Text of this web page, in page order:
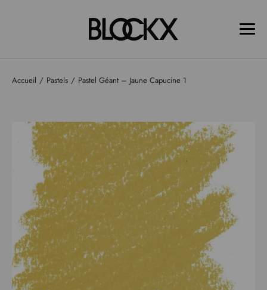
Accueil Pastels Pastel Géant – Jaune Capucine 1